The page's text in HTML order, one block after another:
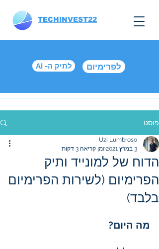
TECHINVEST22
AI -לתיק ה לפרימיום
פוסט
הדוח של למונייד ותיק
הפרימיום (לשירות הפרימיום
בלבד)
Uzi Lumbroso
3 במרץ 2021
זמן קריאה 3 דקות
מה היום?